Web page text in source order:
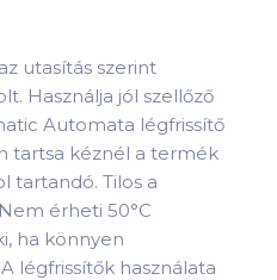
utasítás szerint
Használja jól szellőző
Automata légfrissítő
tartsa kéznél a termék
tartandó. Tilos a
érheti 50°C
ha könnyen
légfrissítők használata